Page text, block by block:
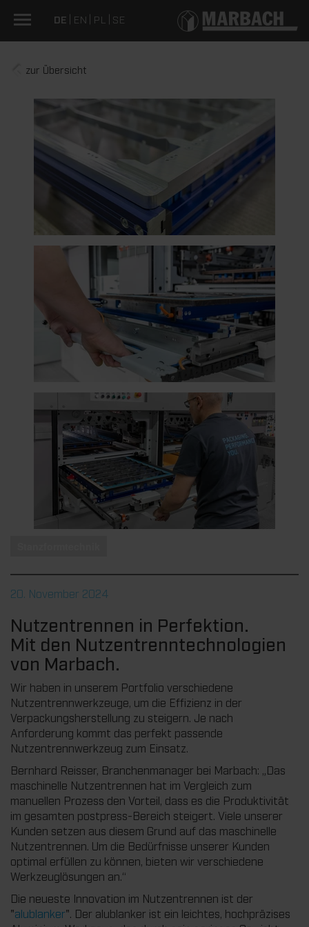
DE EN PL SE
zur Übersicht
20. November 2024
Nutzentrennen in Perfektion.
Mit den Nutzentrenntechnologien
von Marbach.
Wir haben in unserem Portfolio verschiedene
Nutzentrennwerkzeuge, um die Effizienz in der
Verpackungsherstellung zu steigern. Je nach
Anforderung kommt das perfekt passende
Nutzentrennwerkzeug zum Einsatz.
Bernhard Reisser, Branchenmanager bei Marbach: „Das
maschinelle Nutzentrennen hat im Vergleich zum
manuellen Prozess den Vorteil, dass es die Produktivität
im gesamten postpress-Bereich steigert. Viele unserer
Kunden setzen aus diesem Grund auf das maschinelle
Nutzentrennen. Um die Bedürfnisse unserer Kunden
optimal erfüllen zu können, bieten wir verschiedene
Werkzeuglösungen an.“
Die neueste Innovation im Nutzentrennen ist der
"alublanker". Der alublanker ist ein leichtes, hochpräzises